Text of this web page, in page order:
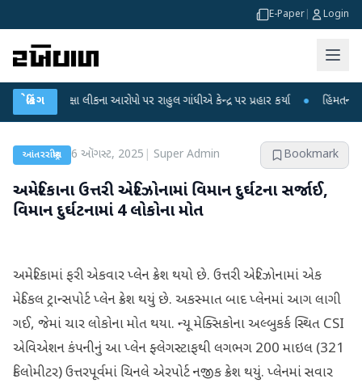
E-Paper Login
બ્રેકિંગ
પરીક્ષા લીકના આરોપો પર રાહુલ ગાંધીએ કેન્દ્ર પર પ્રહાર કર્યા ● હિંમતનગરમાં
આંતરરાષ્ટ્રીય 6 ઑગસ્ટ, 2025 Super Admin Bookmark
અમેરિકાના ઉત્તરી એરિઝોનામાં વિમાન દુર્ઘટના સર્જાઈ,
વિમાન દુર્ઘટનામાં 4 લોકોના મોત
અમેરિકામાં ફરી એકવાર પ્લેન ક્રેશ થયો છે. ઉત્તરી એરિઝોનામાં એક
મેડિકલ ટ્રાન્સપોર્ટ પ્લેન ક્રેશ થયું છે. અકસ્માત બાદ પ્લેનમાં આગ લાગી
ગઈ, જેમાં ચાર લોકોના મોત થયા. ન્યૂ મેક્સિકોના અલ્બુકર્ક સ્થિત CSI
એવિએશન કંપનીનું આ પ્લેન ફ્લેગસ્ટાફથી લગભગ 200 માઇલ (321
કિલોમીટર) ઉત્તરપૂર્વમાં ચિનલે એરપોર્ટ નજીક ક્રેશ થયું. પ્લેનમાં સવાર